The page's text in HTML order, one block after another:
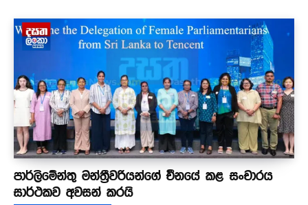
පාර්ලිමේන්තු මන්ත්‍රීවරියන්ගේ චීනයේ කළ සංචාරය
සාර්ථකව අවසන් කරයි